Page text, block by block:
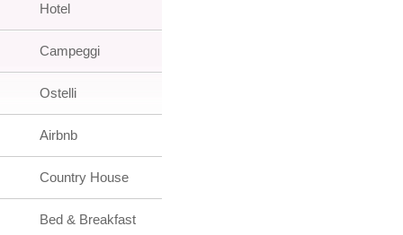
Hotel
Campeggi
Ostelli
Airbnb
Country House
Bed & Breakfast